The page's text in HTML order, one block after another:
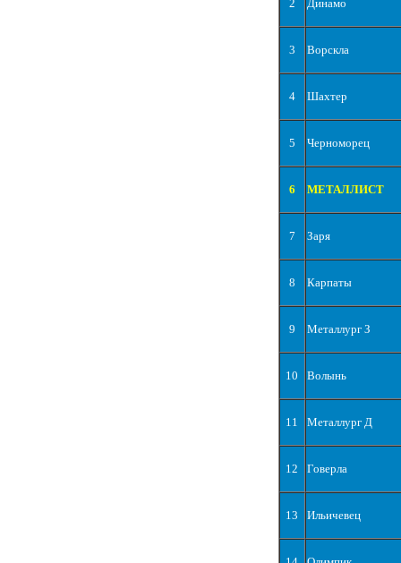
2 Динамо
3 Ворскла
4 Шахтер
5 Черноморец
6 МЕТАЛЛИСТ
7 Заря
8 Карпаты
9 Металлург З
10 Волынь
11 Металлург Д
12 Говерла
13 Ильичевец